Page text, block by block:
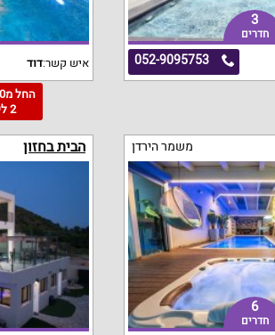
3
חדרים
052-9095753 איש קשר:דוד
2 לילות בסופ"ש הקרוב
משמר הירדן
6
חדרים
הבית בחזון